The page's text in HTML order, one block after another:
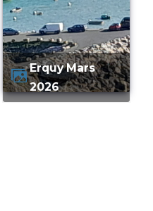
Erquy Mars
2026